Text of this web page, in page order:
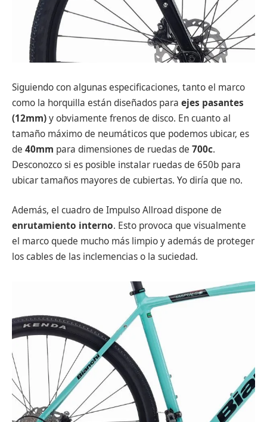
Siguiendo con algunas especificaciones, tanto el marco
como la horquilla están diseñados para ejes pasantes
(12mm)y obviamente frenos de disco. En cuanto al
tamaño máximo de neumáticos que podemos ubicar, es
de 40mm para dimensiones de ruedas de 700c.
Desconozco si es posible instalar ruedas de 650b para
ubicar tamaños mayores de cubiertas. Yo diría que no.
Además, el cuadro de Impulso Allroad dispone de
enrutamiento interno. Esto provoca que visualmente
el marco quede mucho más limpio y además de proteger
los cables de las inclemencias o la suciedad.